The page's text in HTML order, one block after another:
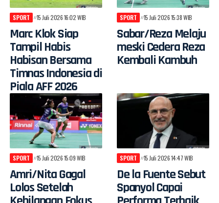
SPORT 15 Juli 2026 16:02 WIB
Marc Klok Siap
Tampil Habis
Habisan Bersama
Timnas Indonesia di
Piala AFF 2026
SPORT 15 Juli 2026 15:38 WIB
Sabar/Reza Melaju
meski Cedera Reza
Kembali Kambuh
SPORT 15 Juli 2026 15:09 WIB
Amri/Nita Gagal
Lolos Setelah
SPORT 15 Juli 2026 14:47 WIB
De la Fuente Sebut
Spanyol Capai